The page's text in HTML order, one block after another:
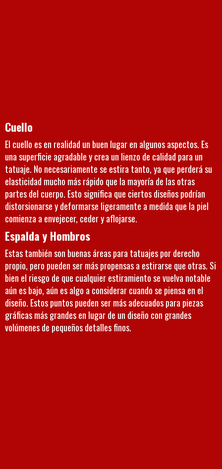
Cuello
El cuello es en realidad un buen lugar en algunos aspectos. Es
una superficie agradable y crea un lienzo de calidad para un
tatuaje. No necesariamente se estira tanto, ya que perderá su
elasticidad mucho más rápido que la mayoría de las otras
partes del cuerpo. Esto significa que ciertos diseños podrían
distorsionarse y deformarse ligeramente a medida que la piel
comienza a envejecer, ceder y aflojarse.
Espalda y Hombros
Estas también son buenas áreas para tatuajes por derecho
propio, pero pueden ser más propensas a estirarse que otras. Si
bien el riesgo de que cualquier estiramiento se vuelva notable
aún es bajo, aún es algo a considerar cuando se piensa en el
diseño. Estos puntos pueden ser más adecuados para piezas
gráficas más grandes en lugar de un diseño con grandes
volúmenes de pequeños detalles finos.